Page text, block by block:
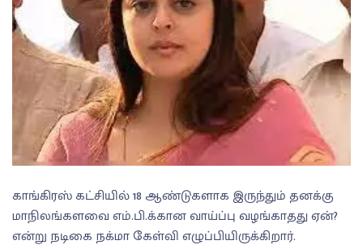
காங்கிரஸ் கட்சியில் 18 ஆண்டுகளாக இருந்தும் தனக்கு
மாநிலங்களவை எம்.பி.க்கான வாய்ப்பு வழங்காதது ஏன்?
என்று நடிகை நக்மா கேள்வி எழுப்பியிருக்கிறார்.